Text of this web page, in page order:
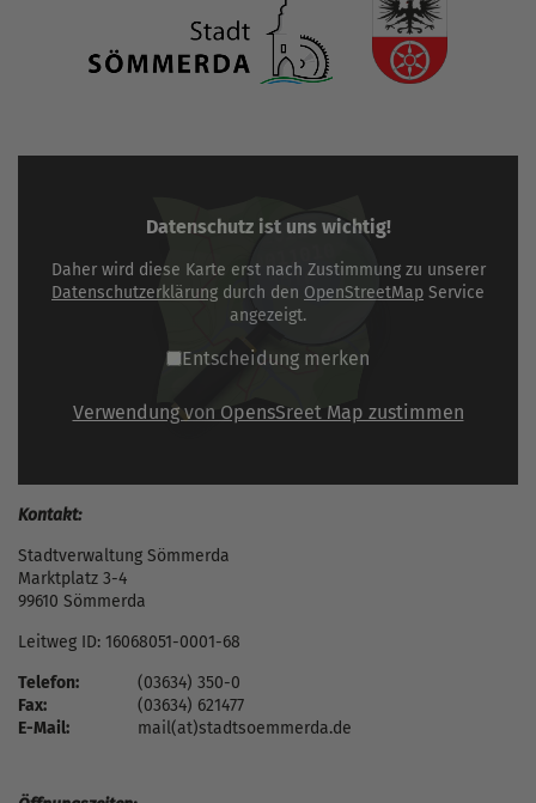
Datenschutz ist uns wichtig!
Daher wird diese Karte erst nach Zustimmung zu unserer
Datenschutzerklärung durch den OpenStreetMap Service
angezeigt.
Entscheidung merken
Verwendung von OpensSreet Map zustimmen
Kontakt:
Stadtverwaltung Sömmerda
Marktplatz 3-4
99610 Sömmerda
Leitweg ID: 16068051-0001-68
Telefon:
(03634) 350-0
Fax:
(03634) 621477
E-Mail:
mail(at)stadtsoemmerda.de